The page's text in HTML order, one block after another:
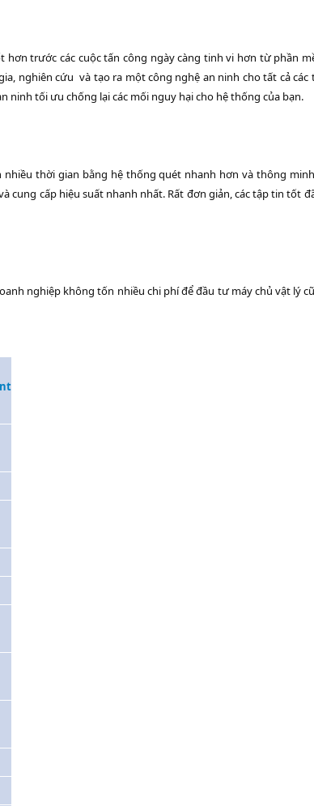
trước các cuộc tấn công ngày càng tinh vi hơn từ phần
nghiên cứu và tạo ra một công nghệ an ninh cho tất cả các
ninh tối ưu chống lại các mối nguy hại cho hệ thống của bạn.
thời gian bằng hệ thống quét nhanh hơn và thông
cung cấp hiệu suất nhanh nhất. Rất đơn giản, các tập tin tốt
nghiệp không tốn nhiều chi phí để đầu tư máy chủ vật lý